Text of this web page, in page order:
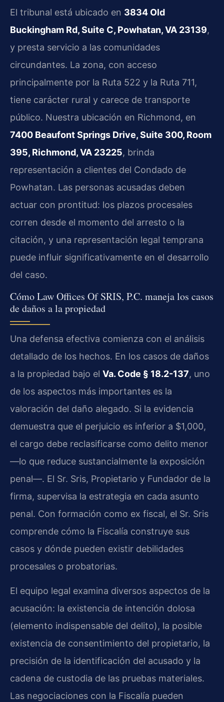
El tribunal está ubicado en 3834 Old
Buckingham Rd, Suite C, Powhatan, VA 23139,
y presta servicio a las comunidades
circundantes. La zona, con acceso
principalmente por la Ruta 522 y la Ruta 711,
tiene carácter rural y carece de transporte
público. Nuestra ubicación en Richmond, en
7400 Beaufont Springs Drive, Suite 300, Room
395, Richmond, VA 23225, brinda
representación a clientes del Condado de
Powhatan. Las personas acusadas deben
actuar con prontitud: los plazos procesales
corren desde el momento del arresto o la
citación, y una representación legal temprana
puede influir significativamente en el desarrollo
del caso.
Cómo Law Offices Of SRIS, P.C. maneja los casos
de daños a la propiedad
Una defensa efectiva comienza con el análisis
detallado de los hechos. En los casos de daños
a la propiedad bajo el Va. Code § 18.2-137, uno
de los aspectos más importantes es la
valoración del daño alegado. Si la evidencia
demuestra que el perjuicio es inferior a $1,000,
el cargo debe reclasificarse como delito menor
—lo que reduce sustancialmente la exposición
penal—. El Sr. Sris, Propietario y Fundador de la
firma, supervisa la estrategia en cada asunto
penal. Con formación como ex fiscal, el Sr. Sris
comprende cómo la Fiscalía construye sus
casos y dónde pueden existir debilidades
procesales o probatorias.
El equipo legal examina diversos aspectos de la
acusación: la existencia de intención dolosa
(elemento indispensable del delito), la posible
existencia de consentimiento del propietario, la
precisión de la identificación del acusado y la
cadena de custodia de las pruebas materiales.
Las negociaciones con la Fiscalía pueden